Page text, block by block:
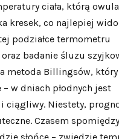
ciała, którą
kresek, co najlepiej
podziałce termometru
badanie śluzu
metoda Billingsów,
w dniach płodnych jest
ciągliwy. Niestety,
Czasem